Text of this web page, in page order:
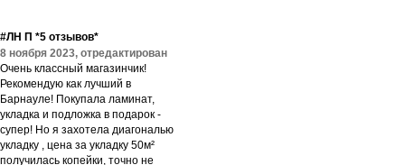
#ЛН П *5 отзывов*
8 ноября 2023, отредактирован
Очень классный магазинчик!
Рекомендую как лучший в
Барнауле! Покупала ламинат,
укладка и подложка в подарок -
супер! Но я захотела диагональю
укладку , цена за укладку 50м²
получилась копейки, точно не